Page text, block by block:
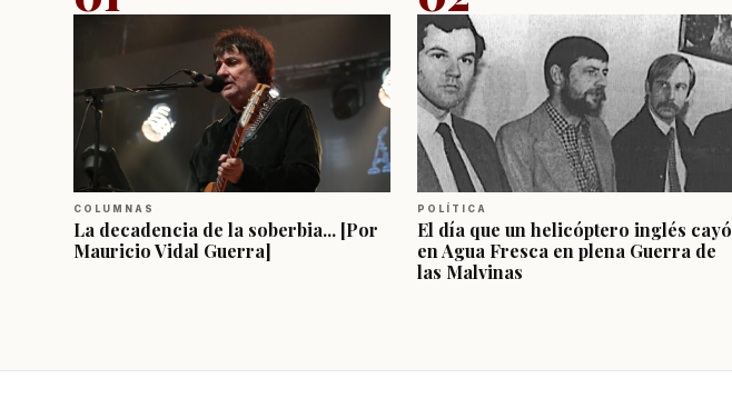
COLUMNAS
La decadencia de la soberbia... [Por
Mauricio Vidal Guerra]
POLÍTICA
El día que un helicóptero inglés cayó
en Agua Fresca en plena Guerra de
las Malvinas